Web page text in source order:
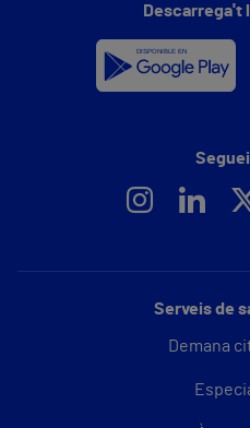
Serveis de
Demana
Descarrega't